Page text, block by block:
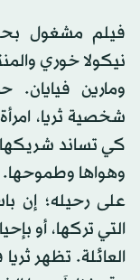
فيلم مشغول
نيكولا خوري
ومارين
شخصية ثريا،
كي تساند
وهواها
على رحيله؛ إن
التي تركها، أو
العائلة. تظهر